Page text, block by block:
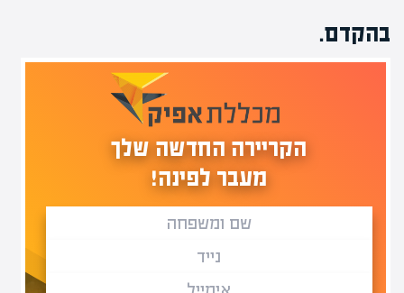
בהקדם.
הקריירה החדשה שלך
מעבר לפינה!